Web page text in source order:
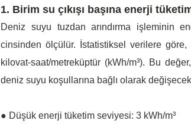
1. Birim su çıkışı başına enerji
Deniz suyu tuzdan arındırma işleminin
cinsinden ölçülür. İstatistiksel verilere
kilovat-saat/metreküptür (kWh/m³). Bu
deniz suyu koşullarına bağlı olarak
● Düşük enerji tüketim seviyesi: 3 kWh/m³